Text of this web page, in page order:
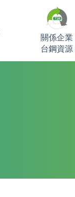
關係企業
台鋼資源